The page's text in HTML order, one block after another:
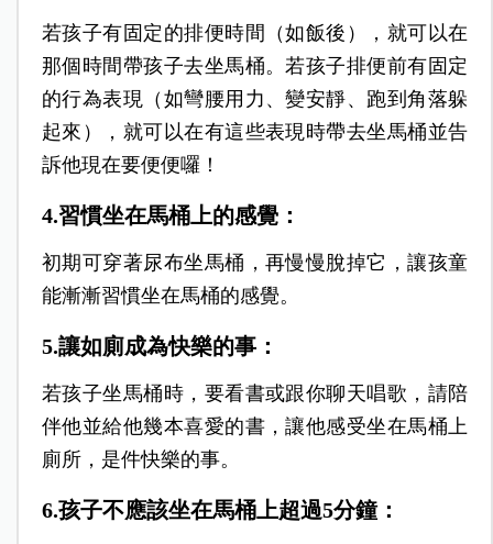
若孩子有固定的排便時間（如飯後），就可以在
那個時間帶孩子去坐馬桶。若孩子排便前有固定
的行為表現（如彎腰用力、變安靜、跑到角落躲
起來），就可以在有這些表現時帶去坐馬桶並告
訴他現在要便便囉！
4.習慣坐在馬桶上的感覺：
初期可穿著尿布坐馬桶，再慢慢脫掉它，讓孩童
能漸漸習慣坐在馬桶的感覺。
5.讓如廁成為快樂的事：
若孩子坐馬桶時，要看書或跟你聊天唱歌，請陪
伴他並給他幾本喜愛的書，讓他感受坐在馬桶上
廁所，是件快樂的事。
6.孩子不應該坐在馬桶上超過5分鐘：